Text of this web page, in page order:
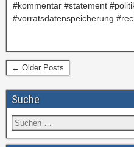
#kommentar #statement
#vorratsdatenspeicherung
← Older Posts
Suche